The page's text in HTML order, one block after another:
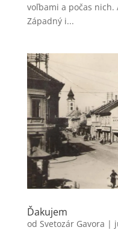
voľbami a počas nich.
Západný i...
Ďakujem
od Svetozár Gavora |